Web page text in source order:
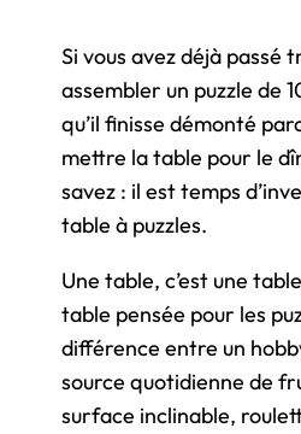
Si vous avez déjà passé
assembler un puzzle de
qu’il finisse démonté
mettre la table pour le
savez : il est temps
table à puzzles.
Une table, c’est une
table pensée pour les
différence entre un
source quotidienne de
surface inclinable,